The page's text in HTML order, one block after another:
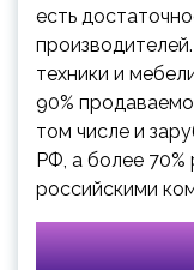
есть
техники и
90%
том числе и
РФ, а более 70%
российскими